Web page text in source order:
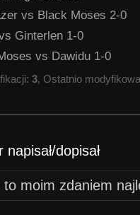
vs Black Moses 2-0
Ginterlen 1-0
vs Dawidu 1-0
3, Ostatnio
dopisał
to moim zdaniem